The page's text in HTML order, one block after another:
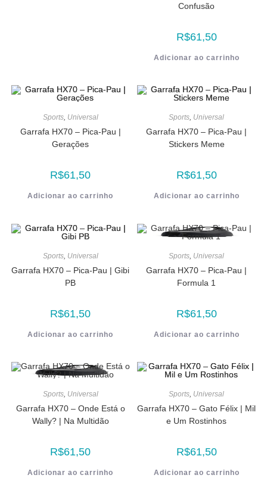
Confusão
R$61,50
Adicionar ao carrinho
Sports, Universal
Garrafa HX70 – Pica-Pau |
Gerações
R$61,50
Adicionar ao carrinho
Sports, Universal
Garrafa HX70 – Pica-Pau |
Stickers Meme
R$61,50
Adicionar ao carrinho
Sports, Universal
Garrafa HX70 – Pica-Pau | Gibi
PB
R$61,50
Adicionar ao carrinho
Sports Universal
Garrafa HX70 – Pica-Pau |
Formula 1
R$61,50
Adicionar ao carrinho
Sports, Universal
Garrafa HX70 – Onde Está o
Wally? | Na Multidão
R$61,50
Adicionar ao carrinho
Sports, Universal
Garrafa HX70 – Gato Félix | Mil
e Um Rostinhos
R$61,50
Adicionar ao carrinho